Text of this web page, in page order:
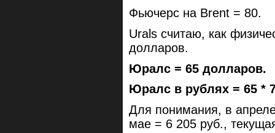
Фьючерс на Brent = 80.
Urals считаю, как
долларов.
Юралс = 65 долларов.
Юралс в рублях = 65 *
Для понимания, в
мае = 6 205 руб.,